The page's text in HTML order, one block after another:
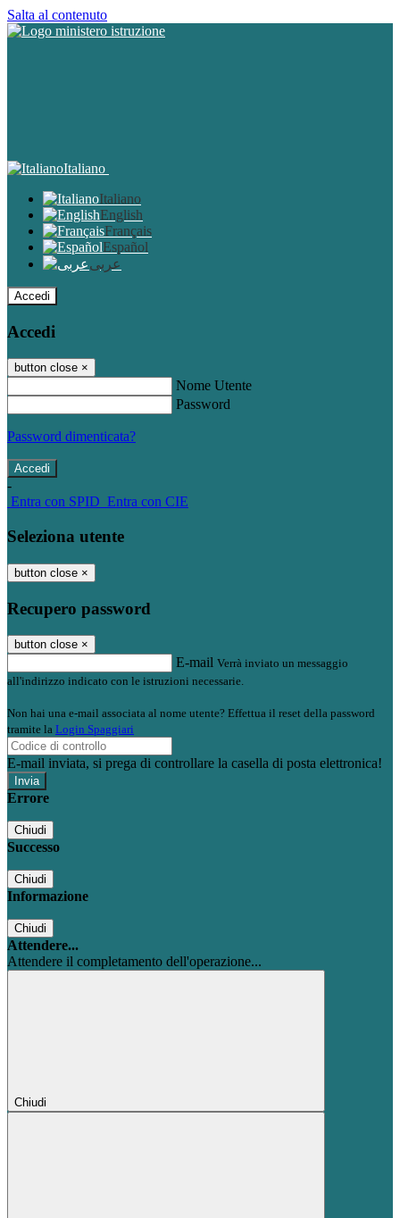
Salta al contenuto
Italiano
Italiano
English
Français
Español
عربى
Accedi
Accedi
button close ×
Nome Utente
Password
Password dimenticata?
-
Entra con SPID Entra con CIE
Seleziona utente
button close ×
Recupero password
button close ×
E-mail Verrà inviato un messaggio
all'indirizzo indicato con le istruzioni necessarie.
Non hai una e-mail associata al nome utente? Effettua il reset della password
tramite la Login Spaggiari
E-mail inviata, si prega di controllare la casella di posta elettronica!
Errore
Chiudi
Successo
Chiudi
Informazione
Chiudi
Attendere...
Attendere il completamento dell'operazione...
Chiudi